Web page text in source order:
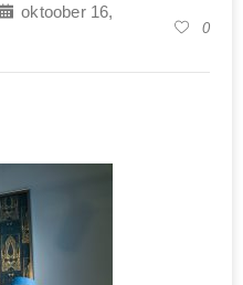
oktoober 16,
0